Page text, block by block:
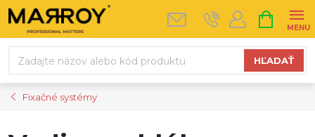
Prejsť
na
HĽADAŤ
KOŠÍK
Fixačné systémy